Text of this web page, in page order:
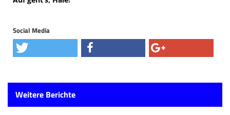
Social Media
Weitere Berichte